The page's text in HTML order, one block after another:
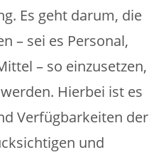
Es geht darum, die
– sei es Personal,
– so einzusetzen,
Hierbei ist es
Verfügbarkeiten der
und